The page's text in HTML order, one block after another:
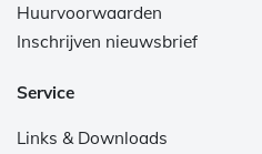
Huurvoorwaarden
Inschrijven nieuwsbrief
Service
Links & Downloads